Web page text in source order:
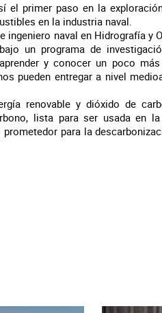
el primer paso en la
en la industria naval.
ingeniero naval en Hidrografía y
un programa de
y conocer un poco
pueden entregar a nivel
renovable y dióxido de
lista para ser usada en
para la